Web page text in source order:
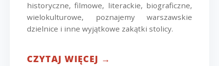
historyczne, filmowe, literackie, biograficzne,
wielokulturowe, poznajemy warszawskie
dzielnice i inne wyjątkowe zakątki stolicy.
CZYTAJ WIĘCEJ →